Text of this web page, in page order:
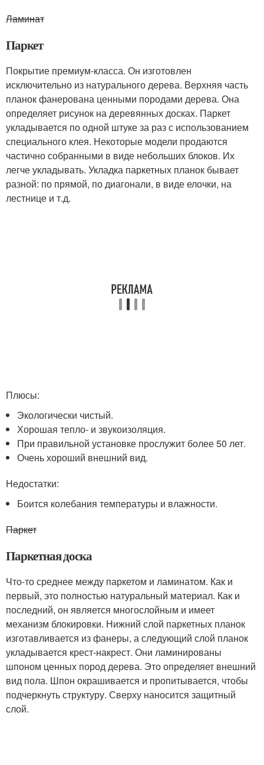
Ламинат
Паркет
Покрытие премиум-класса. Он изготовлен
исключительно из натурального дерева. Верхняя часть
планок фанерована ценными породами дерева. Она
определяет рисунок на деревянных досках. Паркет
укладывается по одной штуке за раз с использованием
специального клея. Некоторые модели продаются
частично собранными в виде небольших блоков. Их
легче укладывать. Укладка паркетных планок бывает
разной: по прямой, по диагонали, в виде елочки, на
лестнице и т.д.
Плюсы:
Экологически чистый.
Хорошая тепло- и звукоизоляция.
При правильной установке прослужит более 50 лет.
Очень хороший внешний вид.
Недостатки:
Боится колебания температуры и влажности.
Паркет
Паркетная доска
Что-то среднее между паркетом и ламинатом. Как и
первый, это полностью натуральный материал. Как и
последний, он является многослойным и имеет
механизм блокировки. Нижний слой паркетных планок
изготавливается из фанеры, а следующий слой планок
укладывается крест-накрест. Они ламинированы
шпоном ценных пород дерева. Это определяет внешний
вид пола. Шпон окрашивается и пропитывается, чтобы
подчеркнуть структуру. Сверху наносится защитный
слой.